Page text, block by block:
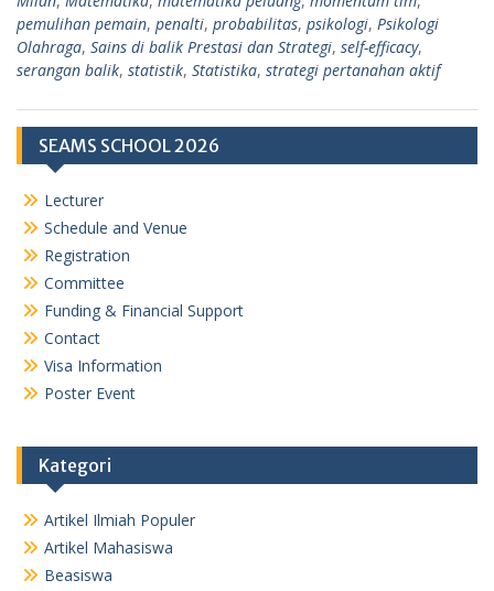
pemulihan pemain, penalti, probabilitas, psikologi, Psikologi
Olahraga, Sains di balik Prestasi dan Strategi, self-efficacy,
serangan balik, statistik, Statistika, strategi pertanahan aktif
SEAMS SCHOOL 2026
Lecturer
Schedule and Venue
Registration
Committee
Funding & Financial Support
Contact
Visa Information
Poster Event
Kategori
Artikel Ilmiah Populer
Artikel Mahasiswa
Beasiswa